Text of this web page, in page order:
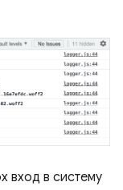
вход в систему